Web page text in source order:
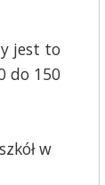
jest to
do 150
w